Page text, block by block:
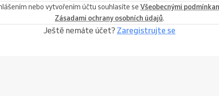
nebo vytvořením účtu souhlasíte se Všeobecnými
Zásadami ochrany osobních údajů.
Ještě nemáte účet? Zaregistrujte se